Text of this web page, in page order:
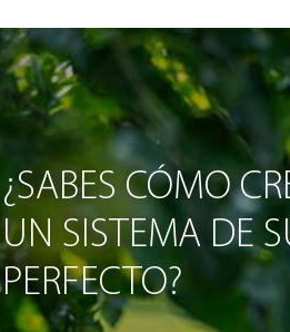
¿SABES CÓMO
UN SISTEMA DE
PERFECTO?